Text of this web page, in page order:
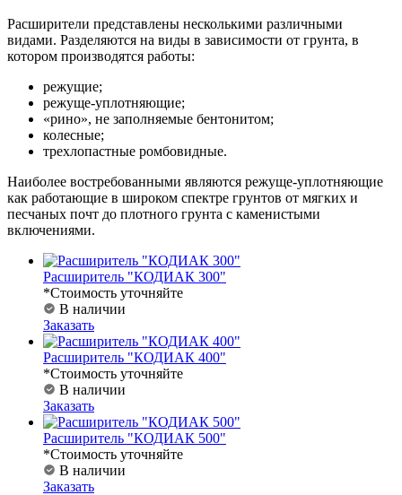
Расширители представлены несколькими различными
видами. Разделяются на виды в зависимости от грунта, в
котором производятся работы:
режущие;
режуще-уплотняющие;
«рино», не заполняемые бентонитом;
колесные;
трехлопастные ромбовидные.
Наиболее востребованными являются режуще-уплотняющие
как работающие в широком спектре грунтов от мягких и
песчаных почт до плотного грунта с каменистыми
включениями.
Расширитель "КОДИАК 300"
*Стоимость уточняйте
В наличии
Заказать
Расширитель "КОДИАК 400"
*Стоимость уточняйте
В наличии
Заказать
Расширитель "КОДИАК 500"
*Стоимость уточняйте
В наличии
Заказать